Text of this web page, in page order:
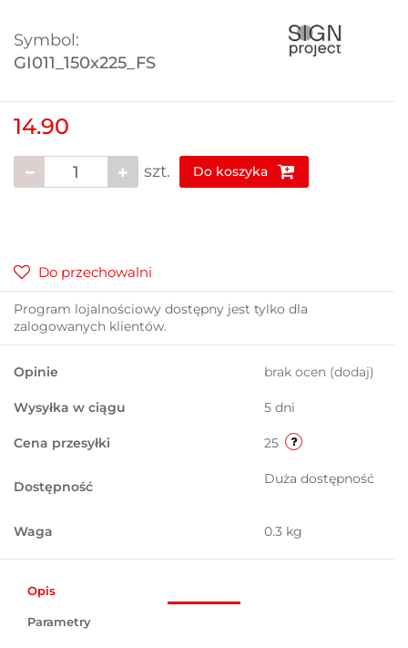
Symbol:
GI011_150x225_FS
14.90
szt. Do koszyka
Do przechowalni
Program lojalnościowy dostępny jest tylko dla
zalogowanych klientów.
Opinie brak ocen (dodaj)
Wysyłka w ciągu 5 dni
Cena przesyłki 25
Dostępność Duża dostępność
Waga 0.3 kg
Opis
Parametry